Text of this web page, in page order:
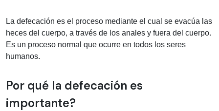
La defecación es el proceso mediante el cual se evacúa las
heces del cuerpo, a través de los anales y fuera del cuerpo.
Es un proceso normal que ocurre en todos los seres
humanos.
Por qué la defecación es
importante?